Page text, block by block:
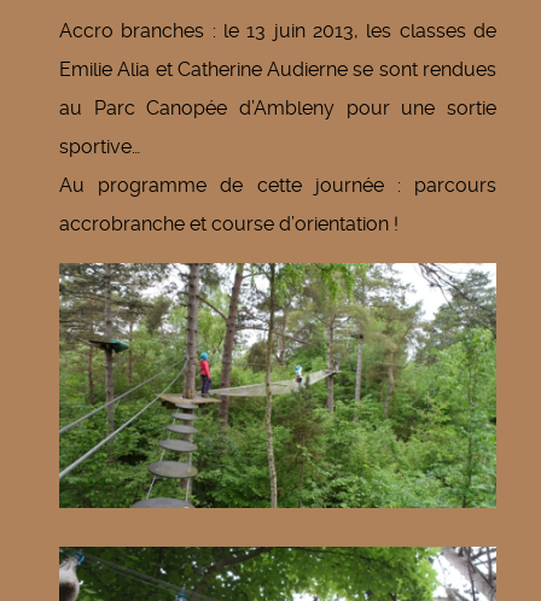
Accro branches : le 13 juin 2013, les classes de
Emilie Alia et Catherine Audierne se sont rendues
au Parc Canopée d’Ambleny pour une sortie
sportive…
Au programme de cette journée : parcours
accrobranche et course d’orientation !